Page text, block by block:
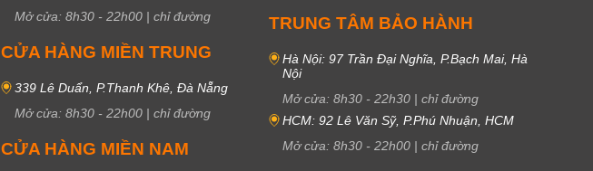
Mở cửa: 8h30 - 22h00 | chỉ đường
CỬA HÀNG MIỀN TRUNG
339 Lê Duẩn, P.Thanh Khê, Đà Nẵng
Mở cửa: 8h30 - 22h00 | chỉ đường
CỬA HÀNG MIỀN NAM
TRUNG TÂM BẢO HÀNH
Hà Nội: 97 Trần Đại Nghĩa, P.Bạch Mai, Hà
Nội
Mở cửa: 8h30 - 22h30 | chỉ đường
HCM: 92 Lê Văn Sỹ, P.Phú Nhuận, HCM
Mở cửa: 8h30 - 22h00 | chỉ đường